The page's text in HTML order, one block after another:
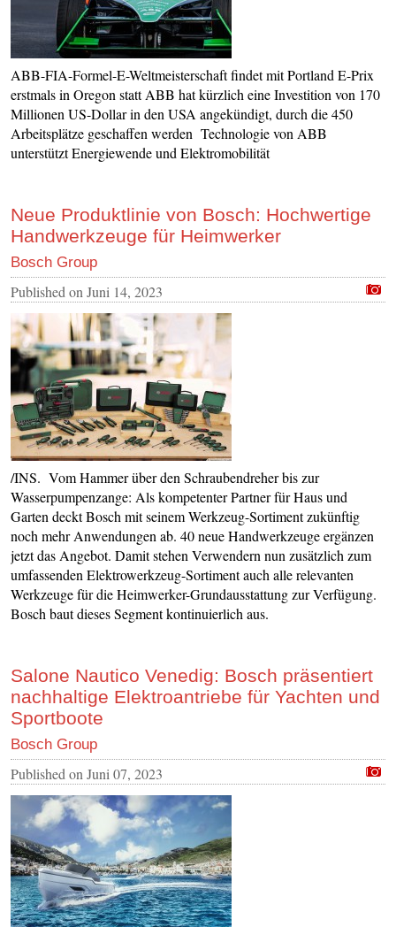
ABB-FIA-Formel-E-Weltmeisterschaft findet mit Portland E-Prix
erstmals in Oregon statt ABB hat kürzlich eine Investition von 170
Millionen US-Dollar in den USA angekündigt, durch die 450
Arbeitsplätze geschaffen werden Technologie von ABB
unterstützt Energiewende und Elektromobilität
Neue Produktlinie von Bosch: Hochwertige
Handwerkzeuge für Heimwerker
Bosch Group
Published on Juni 14, 2023
/INS. Vom Hammer über den Schraubendreher bis zur
Wasserpumpenzange: Als kompetenter Partner für Haus und
Garten deckt Bosch mit seinem Werkzeug-Sortiment zukünftig
noch mehr Anwendungen ab. 40 neue Handwerkzeuge ergänzen
jetzt das Angebot. Damit stehen Verwendern nun zusätzlich zum
umfassenden Elektrowerkzeug-Sortiment auch alle relevanten
Werkzeuge für die Heimwerker-Grundausstattung zur Verfügung.
Bosch baut dieses Segment kontinuierlich aus.
Salone Nautico Venedig: Bosch präsentiert
nachhaltige Elektroantriebe für Yachten und
Sportboote
Bosch Group
Published on Juni 07, 2023